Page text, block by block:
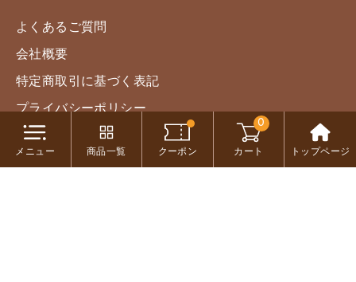
よくあるご質問
会社概要
特定商取引に基づく表記
プライバシーポリシー
FOLLOW ME!
メニュー 商品一覧 クーポン
0
カート トップページ